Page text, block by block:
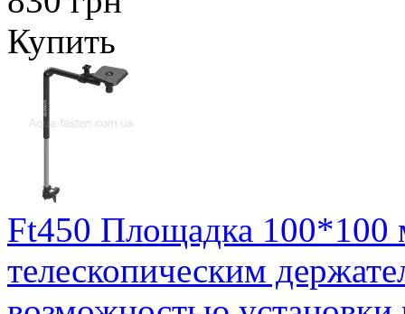
Купить
Ft450 Площадка 100*100
телескопическим